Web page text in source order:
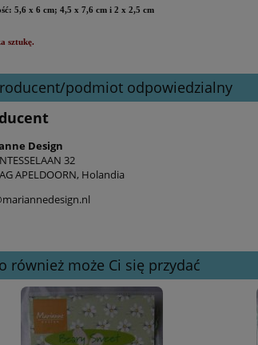
5,6 x 6 cm; 4,5 x 7,6 cm i 2 x 2,5 cm
sztukę.
podmiot odpowiedzialny
Design
32
APELDOORN, Holandia
również może Ci się przydać